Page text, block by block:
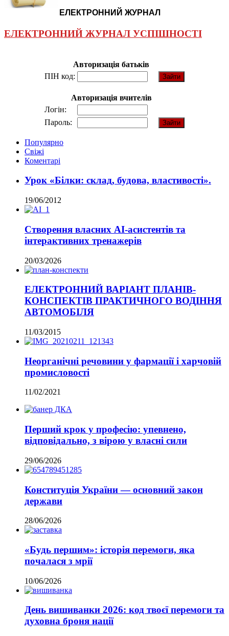
ЕЛЕКТРОННИЙ ЖУРНАЛ
ЕЛЕКТРОННИЙ ЖУРНАЛ УСПІШНОСТІ
Авторизація батьків
ПІН код:
Авторизація вчителів
Логін:
Пароль:
Популярно
Свіжі
Коментарі
Урок «Білки: склад, будова, властивості».
19/06/2012
Створення власних AI-асистентів та
інтерактивних тренажерів
20/03/2026
ЕЛЕКТРОННИЙ ВАРІАНТ ПЛАНІВ-
КОНСПЕКТІВ ПРАКТИЧНОГО ВОДІННЯ
АВТОМОБІЛЯ
11/03/2015
Неорганічні речовини у фармації і харчовій
промисловості
11/02/2021
Перший крок у професію: упевнено,
відповідально, з вірою у власні сили
29/06/2026
Конституція України — основний закон
держави
28/06/2026
«Будь першим»: історія перемоги, яка
почалася з мрії
10/06/2026
День вишиванки 2026: код твоєї перемоги та
духовна броня нації